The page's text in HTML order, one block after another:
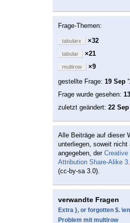
Frage-Themen:
tabularx ×32
tabular ×21
multirow
×9
gestellte Frage: 19 Sep
Frage wurde gesehen:
zuletzt geändert: 22
Alle Beiträge auf dieser
unterliegen, soweit nicht
angegeben, der Creative
Attribution Share-Alike
(cc-by-sa 3.0).
verwandte Fragen
Extra }, or forgotten $.
Problem mit multirow